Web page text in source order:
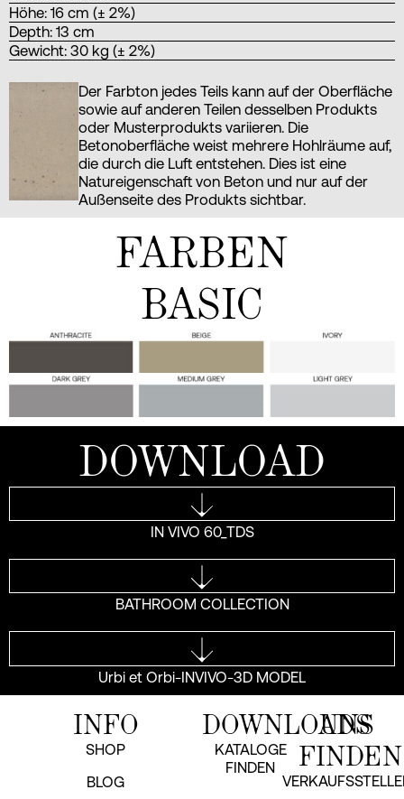
Höhe: 16 cm (± 2%)
Depth: 13 cm
Gewicht: 30 kg (± 2%)
Der Farbton jedes Teils kann auf der Oberfläche
sowie auf anderen Teilen desselben Produkts
oder Musterprodukts variieren. Die
Betonoberfläche weist mehrere Hohlräume auf,
die durch die Luft entstehen. Dies ist eine
Natureigenschaft von Beton und nur auf der
Außenseite des Produkts sichtbar.
FARBEN
BASIC
DOWNLOAD
IN VIVO 60_TDS
BATHROOM COLLECTION
Urbi et Orbi-INVIVO-3D MODEL
INFO
SHOP
BLOG
DOWNLOADS
KATALOGE
FINDEN
UNS
FINDEN